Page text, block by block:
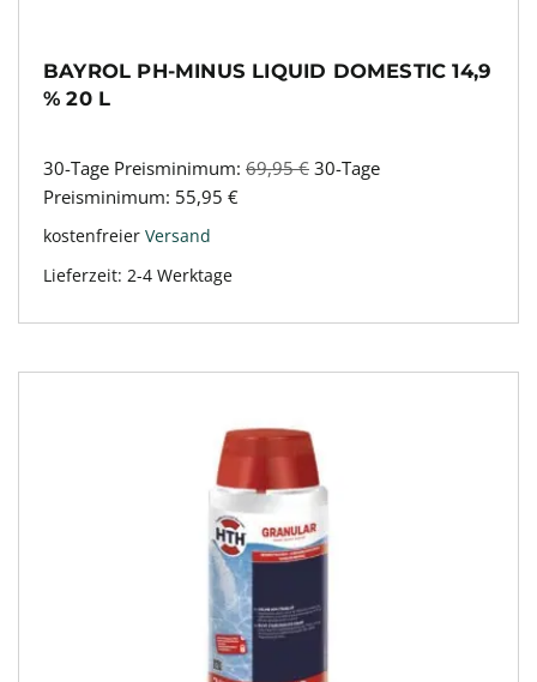
BAYROL PH-MINUS LIQUID DOMESTIC 14,9
% 20 L
30-Tage Preisminimum: 69,95€ 30-Tage
Preisminimum: 55,95 €
kostenfreier Versand
Lieferzeit: 2-4 Werktage